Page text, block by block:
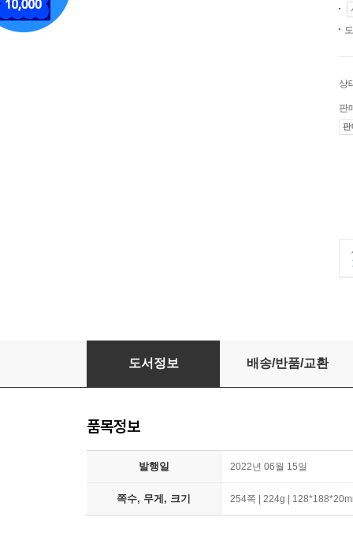
상
판
판
그래서 붓다, 유쾌하게 산다는 것
도서정보 배송/반품/교환
품목정보
발행일 2022년 06월 15일
쪽수, 무게, 크기 254쪽 | 224g |